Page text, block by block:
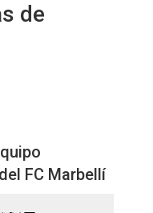
de
FC Marbellí